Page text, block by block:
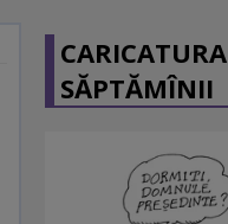
CARICATURA
SĂPTĂMÎNII